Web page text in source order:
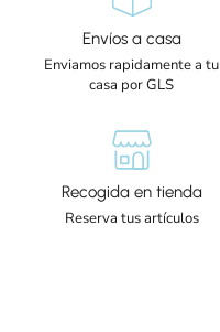
Envíos a casa
Enviamos rapidamente a tu
casa por GLS
Recogida en tienda
Reserva tus artículos